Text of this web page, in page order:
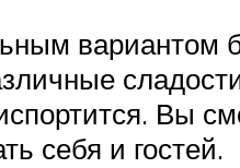
вариантом
Вы
себя и гостей.